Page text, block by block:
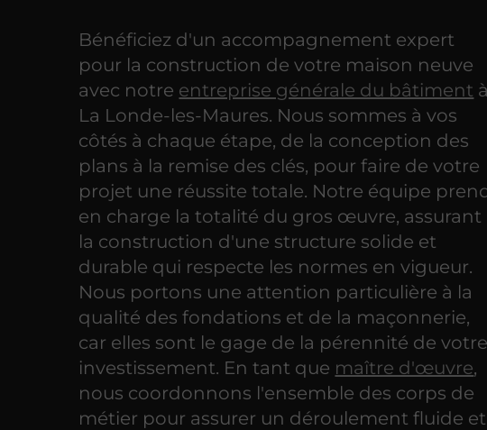
Bénéficiez d'un accompagnement expert
pour la construction de votre maison neuve
avec notre entreprise générale du bâtiment à
La Londe-les-Maures. Nous sommes à vos
côtés à chaque étape, de la conception des
plans à la remise des clés, pour faire de votre
projet une réussite totale. Notre équipe
en charge la totalité du gros œuvre, assurant
la construction d'une structure solide et
durable qui respecte les normes en vigueur.
Nous portons une attention particulière à la
qualité des fondations et de la maçonnerie,
car elles sont le gage de la pérennité de votre
investissement. En tant que maître d'œuvre,
nous coordonnons l'ensemble des corps de
métier pour assurer un déroulement fluide et